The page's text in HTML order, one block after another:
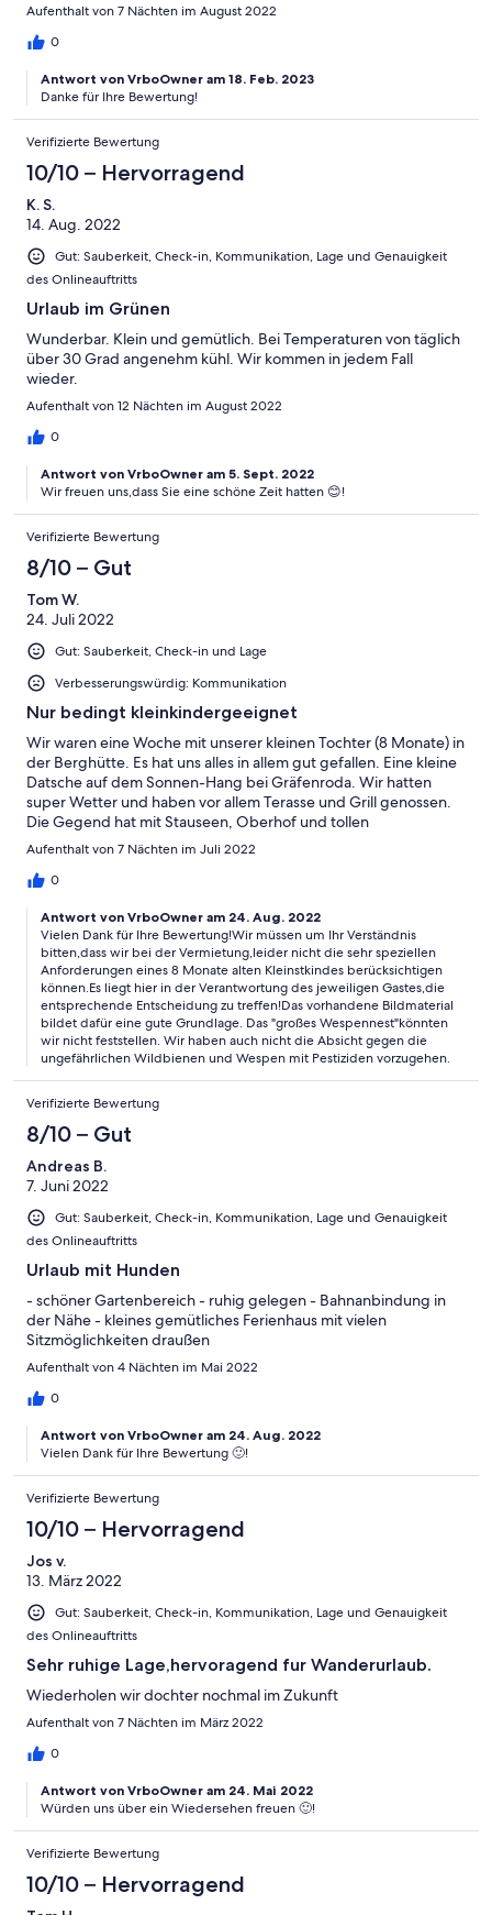
Aufenthalt von 7 Nächten im August 2022
0
Antwort von VrboOwner am 18. Feb. 2023
Danke für Ihre Bewertung!
Verifizierte Bewertung
10/10 – Hervorragend
K. S.
14. Aug. 2022
Gut: Sauberkeit, Check-in, Kommunikation, Lage und Genauigkeit
des Onlineauftritts
Urlaub im Grünen
Wunderbar. Klein und gemütlich. Bei Temperaturen von täglich
über 30 Grad angenehm kühl. Wir kommen in jedem Fall
wieder.
Aufenthalt von 12 Nächten im August 2022
0
Antwort von VrboOwner am 5. Sept. 2022
Wir freuen uns,dass Sie eine schöne Zeit hatten 😊!
Verifizierte Bewertung
8/10 – Gut
Tom W.
24. Juli 2022
Gut: Sauberkeit, Check-in und Lage
Verbesserungswürdig: Kommunikation
Nur bedingt kleinkindergeeignet
Wir waren eine Woche mit unserer kleinen Tochter (8 Monate) in
der Berghütte. Es hat uns alles in allem gut gefallen. Eine kleine
Datsche auf dem Sonnen-Hang bei Gräfenroda. Wir hatten
super Wetter und haben vor allem Terasse und Grill genossen.
Die Gegend hat mit Stauseen, Oberhof und tollen
Wanderwegen auch viel zu bieten. Allerdings war die Hütte mit
Wespennest und am Terassengeländer blüht Efeu (oder
der Terasse sind. Für ein Kind im Krabbelalter nicht ideal. Auch
sonst ist die Hütte für Kleinkinder nicht gut ausgestattet. Kinder
sind zwar willkommen, aber zu klein sollten sie nicht sein, um
dort unterzukommen.
Aufenthalt von 7 Nächten im Juli 2022
0
Antwort von VrboOwner am 24. Aug. 2022
Vielen Dank für Ihre Bewertung!Wir müssen um Ihr Verständnis
bitten,dass wir bei der Vermietung,leider nicht die sehr speziellen
Anforderungen eines 8 Monate alten Kleinstkindes berücksichtigen
können.Es liegt hier in der Verantwortung des jeweiligen Gastes,die
entsprechende Entscheidung zu treffen!Das vorhandene Bildmaterial
bildet dafür eine gute Grundlage. Das "großes Wespennest"könnten
wir nicht feststellen. Wir haben auch nicht die Absicht gegen die
ungefährlichen Wildbienen und Wespen mit Pestiziden vorzugehen.
Verifizierte Bewertung
8/10 – Gut
Andreas B.
7. Juni 2022
Gut: Sauberkeit, Check-in, Kommunikation, Lage und Genauigkeit
des Onlineauftritts
Urlaub mit Hunden
- schöner Gartenbereich - ruhig gelegen - Bahnanbindung in
der Nähe - kleines gemütliches Ferienhaus mit vielen
Sitzmöglichkeiten draußen
Aufenthalt von 4 Nächten im Mai 2022
0
Antwort von VrboOwner am 24. Aug. 2022
Vielen Dank für Ihre Bewertung 🙂!
Verifizierte Bewertung
10/10 – Hervorragend
Jos v.
13. März 2022
Gut: Sauberkeit, Check-in, Kommunikation, Lage und Genauigkeit
des Onlineauftritts
Sehr ruhige Lage,hervoragend fur Wanderurlaub.
Wiederholen wir dochter nochmal im Zukunft
Aufenthalt von 7 Nächten im März 2022
0
Antwort von VrboOwner am 24. Mai 2022
Würden uns über ein Wiedersehen freuen 🙂!
Verifizierte Bewertung
10/10 – Hervorragend